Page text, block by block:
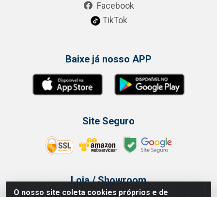
O nosso site coleta cookies próprios e de
Facebook
TikTok
Baixe já nosso APP
Site Seguro
Loja / Showroom